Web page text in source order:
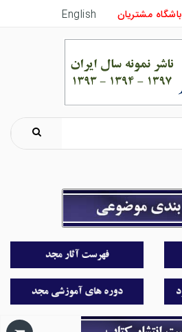
باشگاه مشتریان English